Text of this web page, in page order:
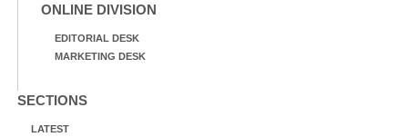
ONLINE DIVISION
EDITORIAL DESK
MARKETING DESK
SECTIONS
LATEST